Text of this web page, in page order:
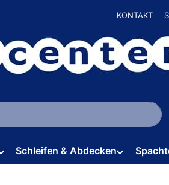
KONTAKT
Sie tippen, erscheinen automatisch
Schleifen & Abdecken